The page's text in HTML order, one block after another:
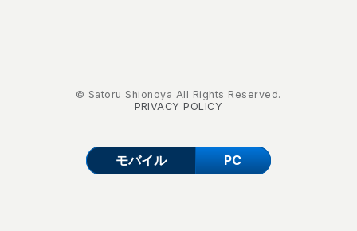
© Satoru Shionoya All Rights Reserved.
PRIVACY POLICY
モバイル PC